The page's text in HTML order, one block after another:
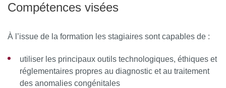
Compétences visées
À l’issue de la formation les stagiaires sont capables de :
utiliser les principaux outils technologiques, éthiques et
réglementaires propres au diagnostic et au traitement
des anomalies congénitales